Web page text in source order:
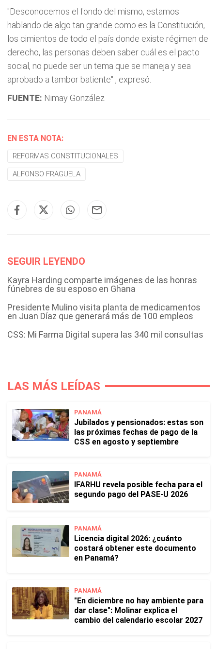
"Desconocemos el fondo del mismo, estamos
hablando de algo tan grande como es la Constitución,
los cimientos de todo el país donde existe régimen de
derecho, las personas deben saber cuál es el pacto
social, no puede ser un tema que se maneja y sea
aprobado a tambor batiente" , expresó.
FUENTE: Nimay González
EN ESTA NOTA:
REFORMAS CONSTITUCIONALES
ALFONSO FRAGUELA
SEGUIR LEYENDO
Kayra Harding comparte imágenes de las honras
fúnebres de su esposo en Ghana
Presidente Mulino visita planta de medicamentos
en Juan Díaz que generará más de 100 empleos
CSS: Mi Farma Digital supera las 340 mil consultas
LAS MÁS LEÍDAS
PANAMÁ
Jubilados y pensionados: estas son
las próximas fechas de pago de la
CSS en agosto y septiembre
PANAMÁ
IFARHU revela posible fecha para el
segundo pago del PASE-U 2026
PANAMÁ
Licencia digital 2026: ¿cuánto
costará obtener este documento
en Panamá?
PANAMÁ
"En diciembre no hay ambiente para
dar clase": Molinar explica el
cambio del calendario escolar 2027